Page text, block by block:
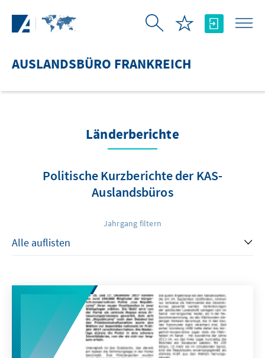
AUSLANDSBÜRO FRANKREICH
Länderberichte
Politische Kurzberichte der KAS-
Auslandsbüros
Jahrgang filtern